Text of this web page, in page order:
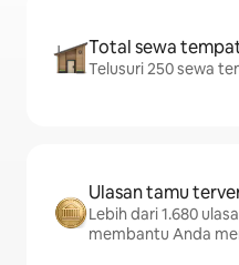
Total sewa
Telusuri 250 sewa
Ulasan tamu
Lebih dari 1.680
membantu Anda